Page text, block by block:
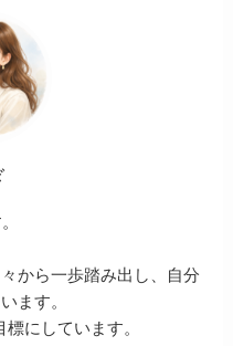
から一歩踏み出し、自分
ます。
にしています。